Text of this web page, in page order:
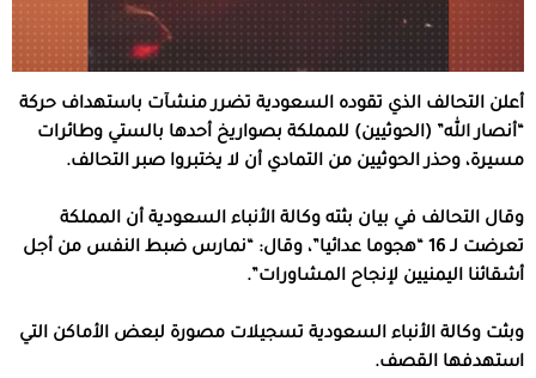
أعلن التحالف الذي تقوده السعودية تضرر منشآت باستهداف حركة
“أنصار الله” (الحوثيين) للمملكة بصواريخ أحدها بالستي وطائرات
مسيرة، وحذر الحوثيين من التمادي أن لا يختبروا صبر التحالف.
وقال التحالف في بيان بثته وكالة الأنباء السعودية أن المملكة
تعرضت لـ 16 “هجوما عدائيا”، وقال: “نمارس ضبط النفس من أجل
أشقائنا اليمنيين لإنجاح المشاورات”.
وبثت وكالة الأنباء السعودية تسجيلات مصورة لبعض الأماكن التي
استهدفها القصف.